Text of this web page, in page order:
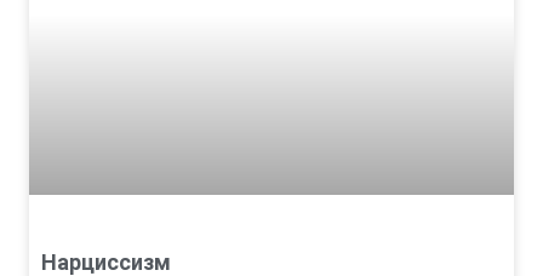
Нарциссизм